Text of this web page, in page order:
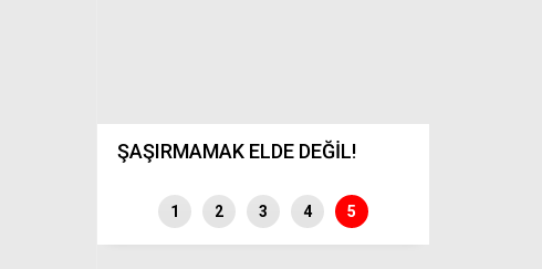
ŞAŞIRMAMAK ELDE DEĞİL!
1 2 3 4 5